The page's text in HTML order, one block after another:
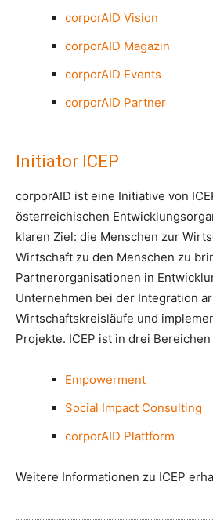
corporAID Vision
corporAID Magazin
corporAID Events
corporAID Partner
Initiator ICEP
corporAID ist eine Initiative von
österreichischen
klaren Ziel: die Menschen zur
Wirtschaft zu den Menschen zu
Partnerorganisationen in
Unternehmen bei der Integration
Wirtschaftskreisläufe und
Projekte. ICEP ist in drei Bereichen
Empowerment
Social Impact Consulting
corporAID Plattform
Weitere Informationen zu ICEP